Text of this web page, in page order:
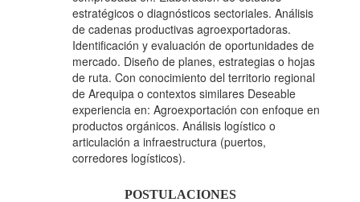
POTENCIAL
EXPORTADOR VÍA
“MEGAPUERTO DE
LAS AMÉRICAS
estratégicos o diagnósticos sectoriales. Análisis
de cadenas productivas agroexportadoras.
Identificación y evaluación de oportunidades de
mercado. Diseño de planes, estrategias o hojas
de ruta. Con conocimiento del territorio regional
de Arequipa o contextos similares Deseable
experiencia en: Agroexportación con enfoque en
productos orgánicos. Análisis logístico o
articulación a infraestructura (puertos,
corredores logísticos).
POSTULACIONES